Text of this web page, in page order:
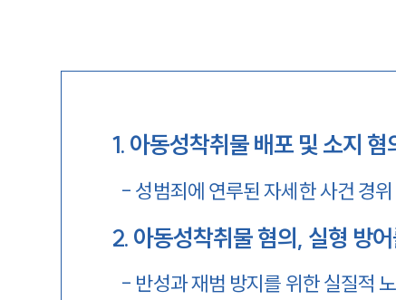
1. 아동성착취물 배포 및 소지 혐
- 성범죄에 연루된 자세한 사건 경위
2. 아동성착취물 혐의, 실형 방
- 반성과 재범 방지를 위한 실질적